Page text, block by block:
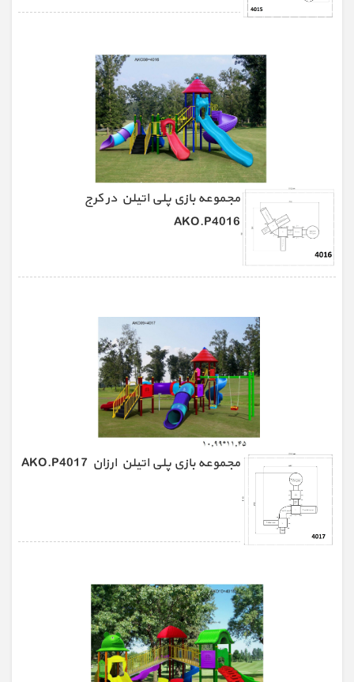
مجموعه بازی پلی اتیلن در کرج
AKO.P4016
مجموعه بازی پلی اتیلن ارزان AKO.P4017